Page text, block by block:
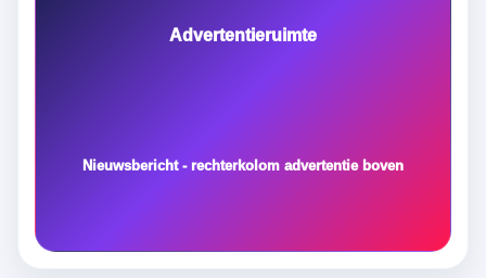
Advertentieruimte
Nieuwsbericht - rechterkolom advertentie boven